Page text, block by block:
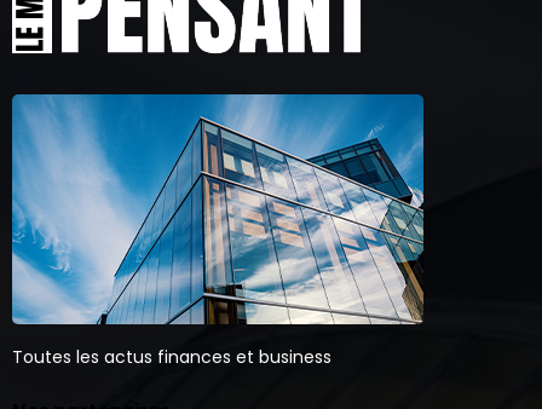
Toutes les actus finances et business